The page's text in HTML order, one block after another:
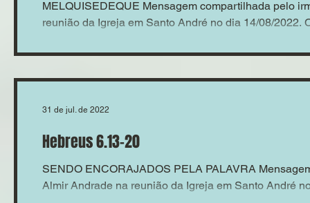
MELQUISEDEQUE Mensagem compartilhada pelo
reunião da Igreja em Santo André no dia 14/08/2022.
Hebreus 6.13-20
SENDO ENCORAJADOS PELA PALAVRA
Almir Andrade na reunião da Igreja em Santo André
31 de jul. de 2022